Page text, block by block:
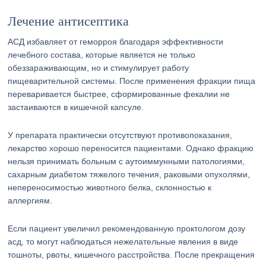
Лечение антисептика
АСД избавляет от геморроя благодаря эффективности
лечебного состава, которые является не только
обеззараживающим, но и стимулирует работу
пищеварительной системы. После применения фракции пища
переваривается быстрее, сформированные фекалии не
застаиваются в кишечной капсуле.
У препарата практически отсутствуют противопоказания,
лекарство хорошо переносится пациентами. Однако фракцию
нельзя принимать больным с аутоиммунными патологиями,
сахарным диабетом тяжелого течения, раковыми опухолями,
непереносимостью животного белка, склонностью к
аллергиям.
Если пациент увеличил рекомендованную проктологом дозу
асд, то могут наблюдаться нежелательные явления в виде
тошноты, рвоты, кишечного расстройства. После прекращения